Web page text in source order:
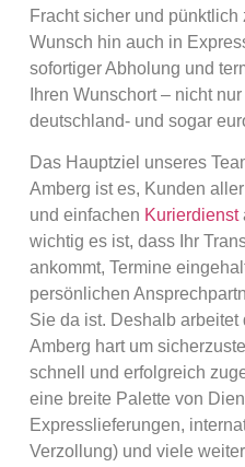
Fracht sicher und
Wunsch hin auch in
sofortiger Abholung und
Ihren Wunschort – nicht
deutschland- und sogar
Das Hauptziel unseres
Amberg ist es, Kunden
und einfachen Kurierdienst
wichtig es ist, dass Ihr
ankommt, Termine
persönlichen
Sie da ist. Deshalb
Amberg hart um
schnell und erfolgreich
eine breite Palette von
Expresslieferungen,
Verzollung) und viele